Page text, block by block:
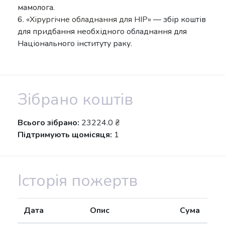
мамолога.
6. «Хірургічне обладнання для НІР» — збір коштів
для придбання необхідного обладнання для
Національного інституту раку.
Зібрано коштів
Всього зібрано: 23224.0 ₴
Підтримують щомісяця: 1
Історія пожертв
Дата Опис Сума